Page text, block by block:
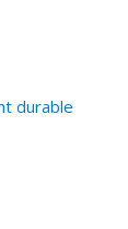
durable